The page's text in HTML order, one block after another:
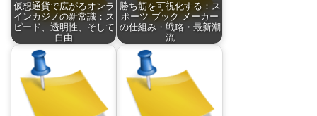
仮想通貨で広がるオンラ
インカジノの新常識：ス
ピード、透明性、そして
自由
勝ち筋を可視化する：ス
ポーツ ブック メーカー
の仕組み・戦略・最新潮
流